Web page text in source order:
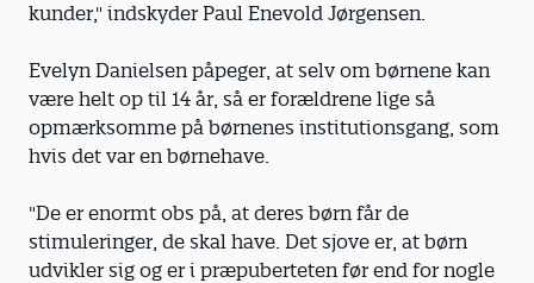
kunder," indskyder Paul Enevold Jørgensen.
Evelyn Danielsen påpeger, at selv om børnene kan
være helt op til 14 år, så er forældrene lige så
opmærksomme på børnenes institutionsgang, som
hvis det var en børnehave.
"De er enormt obs på, at deres børn får de
stimuleringer, de skal have. Det sjove er, at børn
udvikler sig og er i præpuberteten før end for nogle